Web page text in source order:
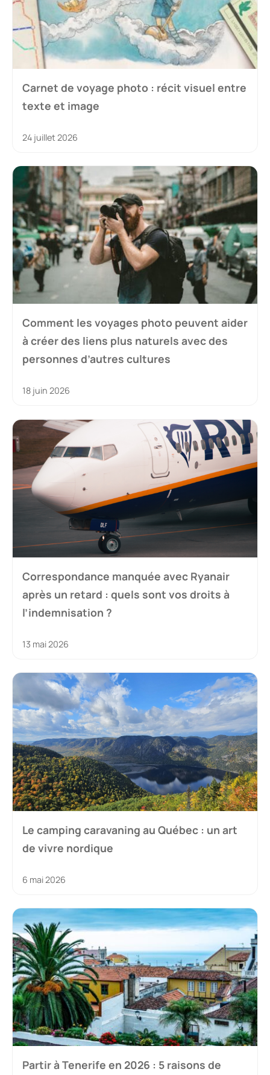
Carnet de voyage photo : récit visuel entre
texte et image
24 juillet 2026
Comment les voyages photo peuvent aider
à créer des liens plus naturels avec des
personnes d’autres cultures
18 juin 2026
Correspondance manquée avec Ryanair
après un retard : quels sont vos droits à
l’indemnisation ?
13 mai 2026
Le camping caravaning au Québec : un art
de vivre nordique
6 mai 2026
Partir à Tenerife en 2026 : 5 raisons de